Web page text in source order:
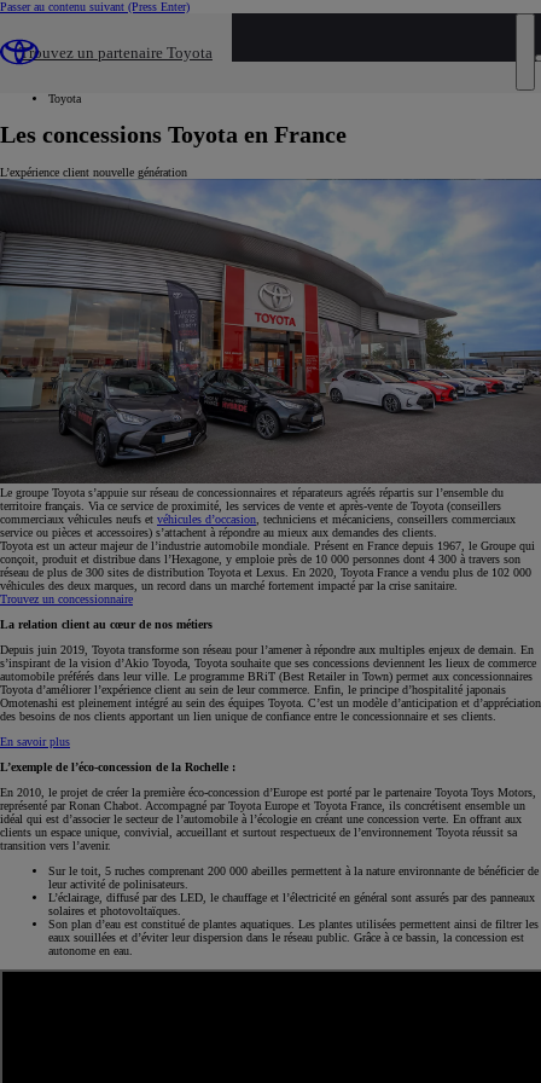
Passer au contenu suivant (Press Enter)
Trouvez un partenaire Toyota
Toyota
Les concessions Toyota en France
L’expérience client nouvelle génération
Le groupe Toyota s’appuie sur réseau de concessionnaires et réparateurs agréés répartis sur l’ensemble du
territoire français. Via ce service de proximité, les services de vente et après-vente de Toyota (conseillers
commerciaux véhicules neufs et véhicules d’occasion , techniciens et mécaniciens, conseillers commerciaux
service ou pièces et accessoires) s’attachent à répondre au mieux aux demandes des clients.
Toyota est un acteur majeur de l’industrie automobile mondiale. Présent en France depuis 1967, le Groupe qui
conçoit, produit et distribue dans l’Hexagone, y emploie près de 10 000 personnes dont 4 300 à travers son
réseau de plus de 300 sites de distribution Toyota et Lexus. En 2020, Toyota France a vendu plus de 102 000
véhicules des deux marques, un record dans un marché fortement impacté par la crise sanitaire.
Trouvez un concessionnaire
La relation client au cœur de nos métiers
Depuis juin 2019, Toyota transforme son réseau pour l’amener à répondre aux multiples enjeux de demain. En
s’inspirant de la vision d’Akio Toyoda, Toyota souhaite que ses concessions deviennent les lieux de commerce
automobile préférés dans leur ville. Le programme BRiT (Best Retailer in Town) permet aux concessionnaires
Toyota d’améliorer l’expérience client au sein de leur commerce. Enfin, le principe d’hospitalité japonais
Omotenashi est pleinement intégré au sein des équipes Toyota. C’est un modèle d’anticipation et d’appréciation
des besoins de nos clients apportant un lien unique de confiance entre le concessionnaire et ses clients.
En savoir plus
L’exemple de l’éco-concession de la Rochelle :
En 2010, le projet de créer la première éco-concession d’Europe est porté par le partenaire Toyota Toys Motors,
représenté par Ronan Chabot. Accompagné par Toyota Europe et Toyota France, ils concrétisent ensemble un
idéal qui est d’associer le secteur de l’automobile à l’écologie en créant une concession verte. En offrant aux
clients un espace unique, convivial, accueillant et surtout respectueux de l’environnement Toyota réussit sa
transition vers l’avenir.
Sur le toit, 5 ruches comprenant 200 000 abeilles permettent à la nature environnante de bénéficier de
leur activité de polinisateurs.
L’éclairage, diffusé par des LED, le chauffage et l’électricité en général sont assurés par des panneaux
solaires et photovoltaïques.
Son plan d’eau est constitué de plantes aquatiques. Les plantes utilisées permettent ainsi de filtrer les
eaux souillées et d’éviter leur dispersion dans le réseau public. Grâce à ce bassin, la concession est
autonome en eau.